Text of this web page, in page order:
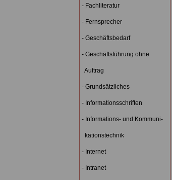
- Fachliteratur
- Fernsprecher
- Geschäftsbedarf
- Geschäftsführung ohne
Auftrag
- Grundsätzliches
- Informationsschriften
- Informations- und Kommuni-
kationstechnik
- Internet
- Intranet